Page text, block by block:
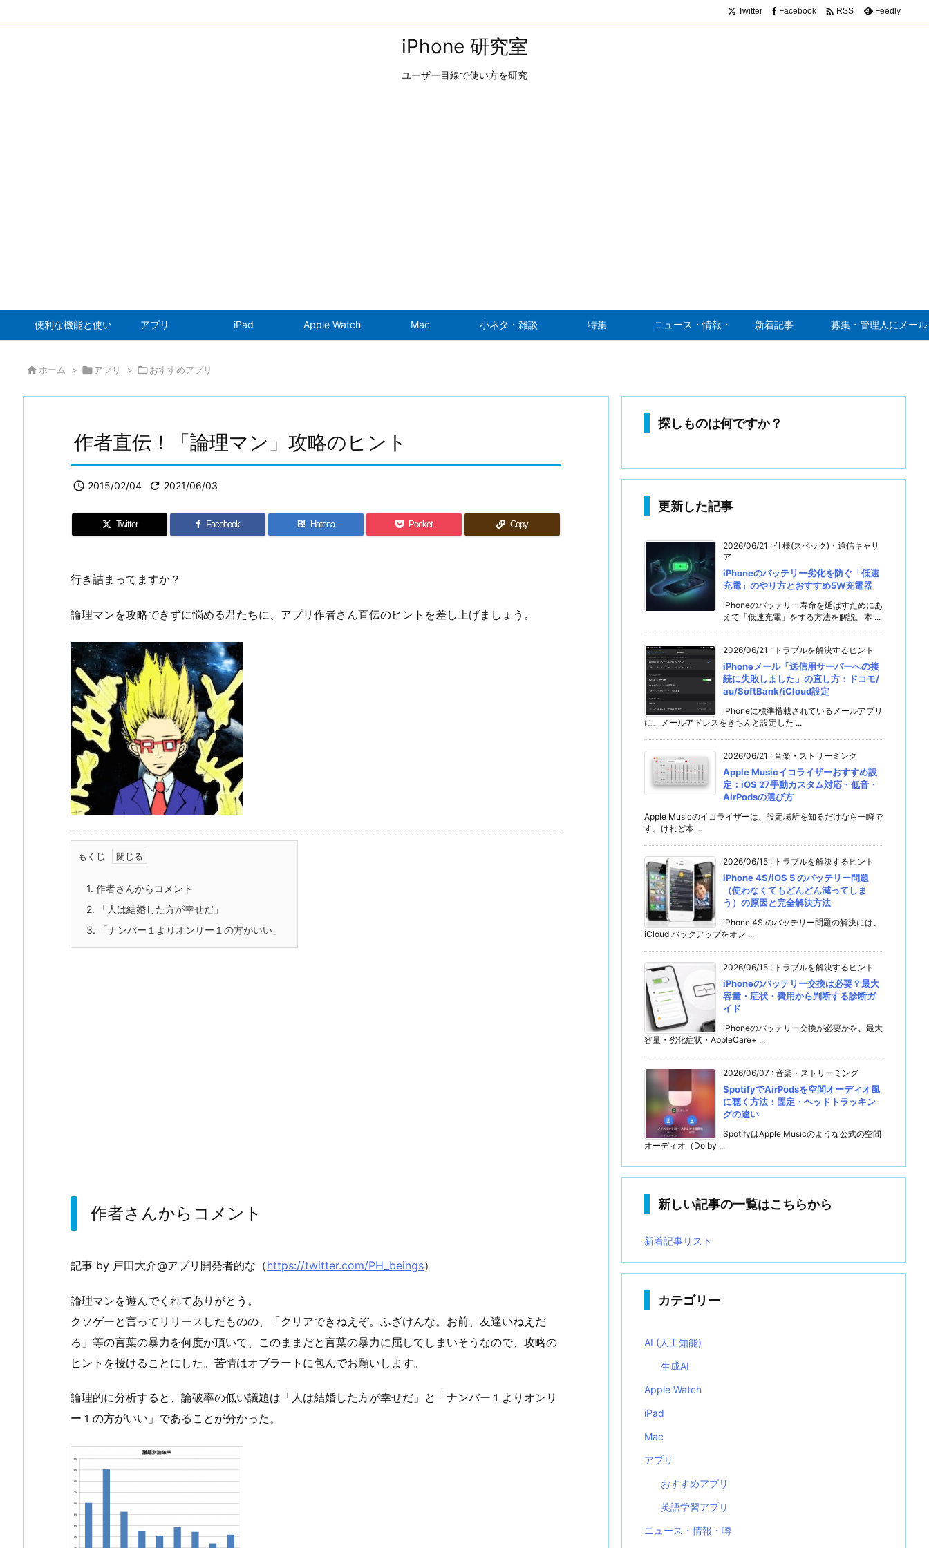
iPhone 研究室
ユーザー目線で使い方を研究
便利な機能と使い方 アプリ iPad Apple Watch Mac 小ネタ・雑談 特集 ニュース・情報・噂 新着記事 募集・管理人にメール
Twitter Facebook  RSS Feedly
 ホーム > アプリ > おすすめアプリ
作者直伝！「論理マン」攻略のヒント
 2015/02/04  2021/06/03
Twitter Facebook B! Hatena Pocket Copy
行き詰まってますか？
論理マンを攻略できずに悩める君たちに、アプリ作者さん直伝のヒントを差し上げましょう。
もくじ
1. 作者さんからコメント
2. 「人は結婚した方が幸せだ」
3. 「ナンバー１よりオンリー１の方がいい」
作者さんからコメント
記事 by 戸田大介@アプリ開発者的な（https://twitter.com/PH_beings）
論理マンを遊んでくれてありがとう。
クソゲーと言ってリリースしたものの、「クリアできねえぞ。ふざけんな。お前、友達いねえだ
ろ」等の言葉の暴力を何度か頂いて、このままだと言葉の暴力に屈してしまいそうなので、攻略の
ヒントを授けることにした。苦情はオブラートに包んでお願いします。
論理的に分析すると、論破率の低い議題は「人は結婚した方が幸せだ」と「ナンバー１よりオンリ
ー１の方がいい」であることが分かった。
探しものは何ですか？
更新した記事
2026/06/21 : 仕様(スペック)・通信キャリ
ア
iPhoneのバッテリー劣化を防ぐ「低速
充電」のやり方とおすすめ5W充電器
iPhoneのバッテリー寿命を延ばすためにあ
えて「低速充電」をする方法を解説。本 ...
2026/06/21 : トラブルを解決するヒント
iPhoneメール「送信用サーバーへの接
続に失敗しました」の直し方：ドコモ/
au/SoftBank/iCloud設定
iPhoneに標準搭載されているメールアプリ
に、メールアドレスをきちんと設定した ...
2026/06/21 : 音楽・ストリーミング
Apple Musicイコライザーおすすめ設
定：iOS 27手動カスタム対応・低音・
AirPodsの選び方
Apple Musicのイコライザーは、設定場所を知るだけなら一瞬で
す。けれど本 ...
2026/06/15 : トラブルを解決するヒント
iPhone 4S/iOS 5 のバッテリー問題
（使わなくてもどんどん減ってしま
う）の原因と完全解決方法
iPhone 4S のバッテリー問題の解決には、
iCloud バックアップをオン ...
2026/06/15 : トラブルを解決するヒント
iPhoneのバッテリー交換は必要？最大
容量・症状・費用から判断する診断ガ
イド
iPhoneのバッテリー交換が必要かを、最大
容量・劣化症状・AppleCare+ ...
2026/06/07 : 音楽・ストリーミング
SpotifyでAirPodsを空間オーディオ風
に聴く方法：固定・ヘッドトラッキン
グの違い
SpotifyはApple Musicのような公式の空間
オーディオ（Dolby ...
新しい記事の一覧はこちらから
新着記事リスト
カテゴリー
AI (人工知能)
生成AI
Apple Watch
iPad
Mac
アプリ
おすすめアプリ
英語学習アプリ
ニュース・情報・噂